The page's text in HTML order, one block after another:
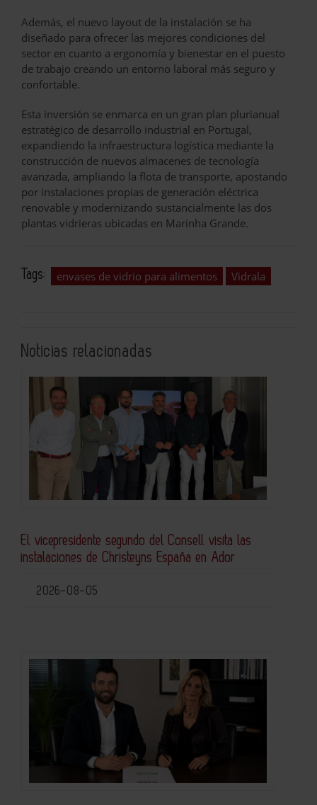
Además, el nuevo layout de la instalación se ha
diseñado para ofrecer las mejores condiciones del
sector en cuanto a ergonomía y bienestar en el puesto
de trabajo creando un entorno laboral más seguro y
confortable.
Esta inversión se enmarca en un gran plan plurianual
estratégico de desarrollo industrial en Portugal,
expandiendo la infraestructura logística mediante la
construcción de nuevos almacenes de tecnología
avanzada, ampliando la flota de transporte, apostando
por instalaciones propias de generación eléctrica
renovable y modernizando sustancialmente las dos
plantas vidrieras ubicadas en Marinha Grande.
Tags: envases de vidrio para alimentos Vidrala
Noticias relacionadas
El vicepresidente segundo del Consell visita las
instalaciones de Christeyns España en Ador
2026-08-05